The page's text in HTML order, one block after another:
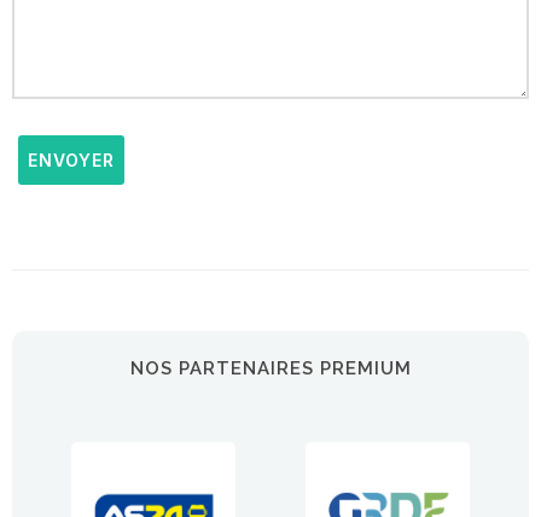
ENVOYER
NOS PARTENAIRES PREMIUM